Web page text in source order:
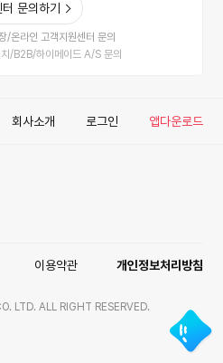
문의하기
/온라인 고객지원센터 문의
/B2B/하이메이드 A/S 문의
회사소개 로그인 앱다운로드
이용약관 개인정보처리방침
LTD. ALL RIGHT RESERVED.